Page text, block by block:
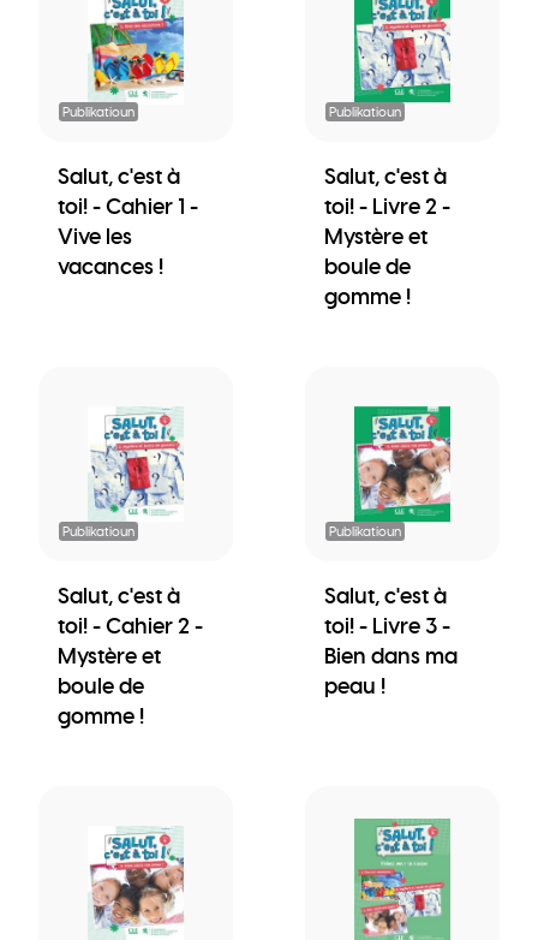
Publikatioun
Salut, c'est à
toi! - Cahier 1 -
Vive les
vacances !
Publikatioun
Salut, c'est à
toi! - Livre 2 -
Mystère et
boule de
gomme !
Publikatioun
Salut, c'est à
toi! - Cahier 2 -
Mystère et
boule de
gomme !
Publikatioun
Salut, c'est à
toi! - Livre 3 -
Bien dans ma
peau !